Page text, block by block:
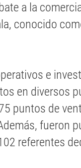
a la
conocido
e
en diversos
puntos de
fueron
referentes